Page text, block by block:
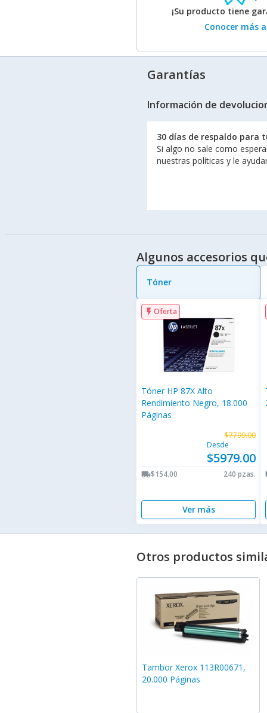
¡Su producto tiene
Conocer más
Garantías
Información de
30 días de respaldo para
Si algo no sale como
nuestras políticas y le
Algunos accesorios
Tóner
Oferta
flash_on
Tóner HP 87X Alto
Rendimiento Negro, 18.000
Páginas
$7799.00
Desde
$5979.00
local_shipping$154.00 240 pzas.
Ver más
Otros productos
Tambor Xerox 113R00671,
20.000 Páginas